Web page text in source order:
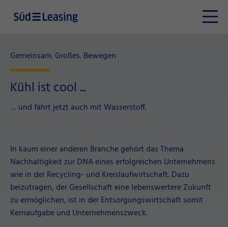
Gemeinsam. Großes. Bewegen
Kühl ist cool ...
… und fährt jetzt auch mit Wasserstoff.
In kaum einer anderen Branche gehört das Thema
Nachhaltigkeit zur DNA eines erfolgreichen Unternehmens
wie in der Recycling- und Kreislaufwirtschaft. Dazu
beizutragen, der Gesellschaft eine lebenswertere Zukunft
zu ermöglichen, ist in der Entsorgungswirtschaft somit
Kernaufgabe und Unternehmenszweck.